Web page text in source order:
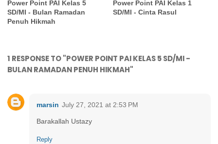
Power Point PAI Kelas 5
SD/MI - Bulan Ramadan
Penuh Hikmah
Power Point PAI Kelas 1
SD/MI - Cinta Rasul
1 RESPONSE TO "POWER POINT PAI KELAS 5 SD/MI -
BULAN RAMADAN PENUH HIKMAH"
marsin July 27, 2021 at 2:53 PM
Barakallah Ustazy
Reply